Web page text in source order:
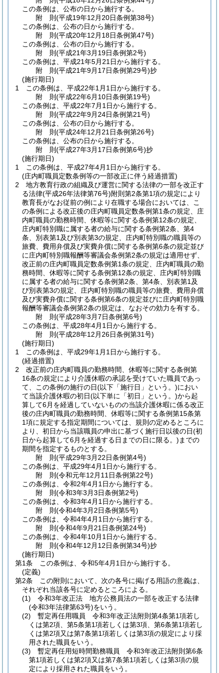
この条例は、公布の日から施行する。
附 則(平成19年12月20日条例第38号)
この条例は、公布の日から施行する。
附 則(平成20年12月18日条例第47号)
この条例は、公布の日から施行する。
附 則(平成21年3月19日条例第2号)
この条例は、平成21年5月21日から施行する。
附 則(平成21年9月17日条例第29号)抄
(施行期日)
1
この条例は、平成22年1月1日から施行する。
附 則(平成22年6月10日条例第19号)
この条例は、平成22年7月1日から施行する。
附 則(平成22年9月24日条例第21号)
この条例は、公布の日から施行する。
附 則(平成24年12月21日条例第26号)
この条例は、公布の日から施行する。
附 則(平成27年3月17日条例第6号)抄
(施行期日)
1
この条例は、平成27年4月1日から施行する。
(庄内町職員定数条例等の一部改正に伴う経過措置)
2
地方教育行政の組織及び運営に関する法律の一部を改正す
る法律(平成26年法律第76号)附則第2条第1項の規定により
教育長がなお従前の例により在職する場合においては、こ
の条例による改正後の庄内町職員定数条例第1条の規定、庄
内町職員の勤務時間、休暇等に関する条例第12条の規定、
庄内町特別職に属する者の給与に関する条例第2条、第4
条、別表第1及び別表第3の規定、庄内町特別職の職員等の
旅費、費用弁償及び実費弁償に関する条例第6条の規定並び
に庄内町特別職報酬等審議会条例第2条の規定は適用せず、
改正前の庄内町職員定数条例第1条の規定、庄内町職員の勤
務時間、休暇等に関する条例第12条の規定、庄内町特別職
に属する者の給与に関する条例第2条、第4条、別表第1及
び別表第3の規定、庄内町特別職の職員等の旅費、費用弁償
及び実費弁償に関する条例第6条の規定並びに庄内町特別職
報酬等審議会条例第2条の規定は、なおその効力を有する。
附 則(平成28年3月7日条例第6号)
この条例は、平成28年4月1日から施行する。
附 則(平成28年12月26日条例第31号)
(施行期日)
1
この条例は、平成29年1月1日から施行する。
(経過措置)
2
改正前の庄内町職員の勤務時間、休暇等に関する条例第
16条の規定により介護休暇の承認を受けていた職員であっ
て、この条例の施行の日(以下「施行日」という。)におい
て当該介護休暇の初日(以下単に「初日」という。)から起
算して6月を経過していないものの当該介護休暇に係る改正
後の庄内町職員の勤務時間、休暇等に関する条例第15条第
1項に規定する指定期間については、規則の定めるところに
より、初日から当該職員の申出に基づく施行日以後の日(初
日から起算して6月を経過する日までの日に限る。) までの
期間を指定するものとする。
附 則(平成29年3月22日条例第4号)
この条例は、平成29年4月1日から施行する。
附 則(令和元年12月11日条例第22号)
この条例は、令和2年4月1日から施行する。
附 則(令和3年3月3日条例第2号)
この条例は、令和3年4月1日から施行する。
附 則(令和4年3月2日条例第5号)
この条例は、令和4年4月1日から施行する。
附 則(令和4年9月21日条例第24号)
この条例は、令和4年10月1日から施行する。
附 則(令和4年12月12日条例第34号)抄
(施行期日)
第1条
この条例は、令和5年4月1日から施行する。
(定義)
第2条
この附則において、次の各号に掲げる用語の意義は、
それぞれ当該各号に定めるところによる。
(1)
令和3年改正法 地方公務員法の一部を改正する法律
(令和3年法律第63号)をいう。
(2)
暫定再任用職員 令和3年改正法附則第4条第1項若し
くは第2項、第5条第1項若しくは第3項、第6条第1項若し
くは第2項又は第7条第1項若しくは第3項の規定により採
用された職員をいう。
(3)
暫定再任用短時間勤務職員 令和3年改正法附則第6条
第1項若しくは第2項又は第7条第1項若しくは第3項の規
定により採用された職員をいう。